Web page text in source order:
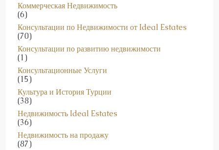
Коммерческая Недвижимость
(6)
Консультации по Недвижимости от Ideal Estates
(70)
Консультации по развитию недвижимости
(1)
Консультационные Услуги
(15)
Культура и История Турции
(38)
Недвижимость Ideal Estates
(36)
Недвижимость на продажу
(87)